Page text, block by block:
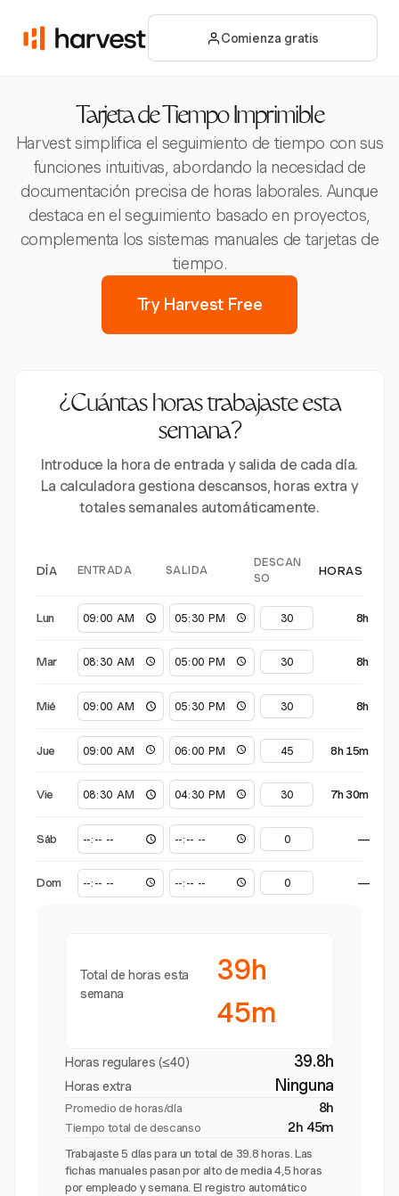
Comienza gratis
Tarjeta de Tiempo Imprimible
Harvest simplifica el seguimiento de tiempo con sus
funciones intuitivas, abordando la necesidad de
documentación precisa de horas laborales. Aunque
destaca en el seguimiento basado en proyectos,
complementa los sistemas manuales de tarjetas de
tiempo.
Try Harvest Free
¿Cuántas horas trabajaste esta
semana?
Introduce la hora de entrada y salida de cada día.
La calculadora gestiona descansos, horas extra y
totales semanales automáticamente.
DÍA ENTRADA SALIDA
DESCAN
SO
HORAS
Lun 8h
Mar 8h
Mié 8h
Jue 8h 15m
Vie 7h 30m
Sáb —
Dom —
Total de horas esta
semana
39h
45m
Horas regulares (≤40) 39.8h
Horas extra Ninguna
Promedio de horas/día 8h
Tiempo total de descanso 2h 45m
Trabajaste 5 días para un total de 39.8 horas. Las
fichas manuales pasan por alto de media 4,5 horas
por empleado y semana. El registro automático